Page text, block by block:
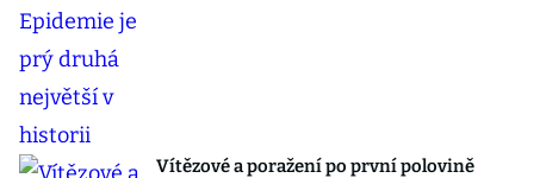
Vítězové a poražení po první polovině